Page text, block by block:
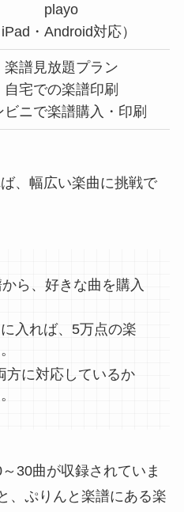
playo
iPad・Android対応）
楽譜見放題プラン
自宅での楽譜印刷
ビニで楽譜購入・印刷
、幅広い楽曲に挑戦で
ら、好きな曲を購入
入れば、5万点の楽
方に対応しているか
30曲が収録されていま
、ぷりんと楽譜にある楽